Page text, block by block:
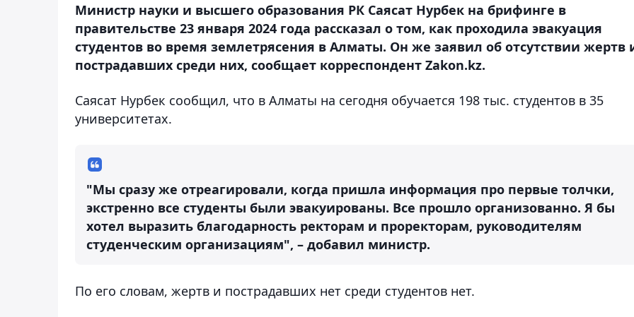
Министр науки и высшего образования РК Саясат Нурбек на брифинге в
правительстве 23 января 2024 года рассказал о том, как проходила эвакуация
студентов во время землетрясения в Алматы. Он же заявил об отсутствии жертв
пострадавших среди них, сообщает корреспондент Zakon.kz.
Саясат Нурбек сообщил, что в Алматы на сегодня обучается 198 тыс. студентов в 35
университетах.
"Мы сразу же отреагировали, когда пришла информация про первые толчки,
экстренно все студенты были эвакуированы. Все прошло организованно. Я бы
хотел выразить благодарность ректорам и проректорам, руководителям
студенческим организациям", – добавил министр.
По его словам, жертв и пострадавших нет среди студентов нет.